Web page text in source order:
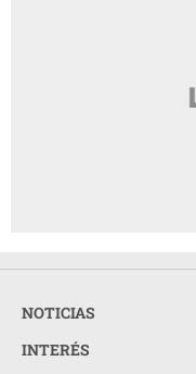
NOTICIAS
INTERÉS